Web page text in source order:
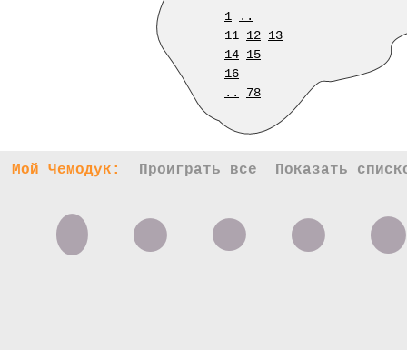
1
..
11 12 13
14 15
16
..
78
Мой Чемодук: Проиграть все Показать